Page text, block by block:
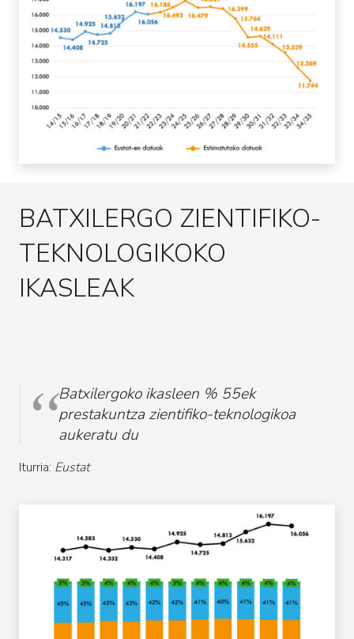
BATXILERGO ZIENTIFIKO-
TEKNOLOGIKOKO
IKASLEAK
Batxilergoko ikasleen % 55ek
prestakuntza zientifiko-teknologikoa
aukeratu du
Iturria: Eustat